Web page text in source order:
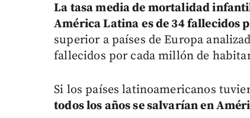
La tasa media de mortalidad
América Latina es de 34 fallecidos
superior a países de Europa
fallecidos por cada millón de
Si los países latinoamericanos
todos los años se salvarían en